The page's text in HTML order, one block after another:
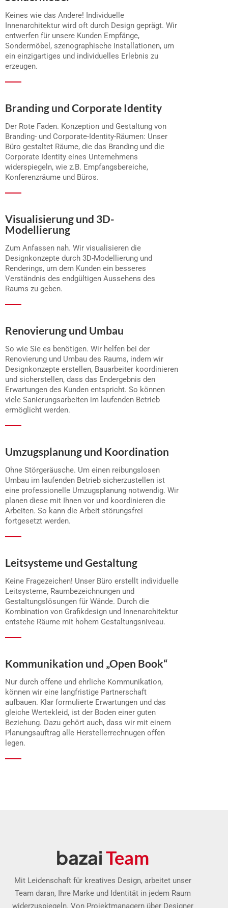
Keines wie das Andere! Individuelle
Innenarchitektur wird oft durch Design geprägt. Wir
entwerfen für unsere Kunden Empfänge,
Sondermöbel, szenographische Installationen, um
ein einzigartiges und individuelles Erlebnis zu
erzeugen.
Branding und Corporate Identity
Der Rote Faden. Konzeption und Gestaltung von
Branding- und Corporate-Identity-Räumen: Unser
Büro gestaltet Räume, die das Branding und die
Corporate Identity eines Unternehmens
widerspiegeln, wie z.B. Empfangsbereiche,
Konferenzräume und Büros.
Visualisierung und 3D-
Modellierung
Zum Anfassen nah. Wir visualisieren die
Designkonzepte durch 3D-Modellierung und
Renderings, um dem Kunden ein besseres
Verständnis des endgültigen Aussehens des
Raums zu geben.
Renovierung und Umbau
So wie Sie es benötigen. Wir helfen bei der
Renovierung und Umbau des Raums, indem wir
Designkonzepte erstellen, Bauarbeiter koordinieren
und sicherstellen, dass das Endergebnis den
Erwartungen des Kunden entspricht. So können
viele Sanierungsarbeiten im laufenden Betrieb
ermöglicht werden.
Umzugsplanung und Koordination
Ohne Störgeräusche. Um einen reibungslosen
Umbau im laufenden Betrieb sicherzustellen ist
eine professionelle Umzugsplanung notwendig. Wir
planen diese mit Ihnen vor und koordinieren die
Arbeiten. So kann die Arbeit störungsfrei
fortgesetzt werden.
Leitsysteme und Gestaltung
Keine Fragezeichen! Unser Büro erstellt individuelle
Leitsysteme, Raumbezeichnungen und
Gestaltungslösungen für Wände. Durch die
Kombination von Grafikdesign und Innenarchitektur
entstehe Räume mit hohem Gestaltungsniveau.
Kommunikation und „Open Book“
Nur durch offene und ehrliche Kommunikation,
können wir eine langfristige Partnerschaft
aufbauen. Klar formulierte Erwartungen und das
gleiche Wertekleid, ist der Boden einer guten
Beziehung. Dazu gehört auch, dass wir mit einem
Planungsauftrag alle Herstellerrechnugen offen
legen.
bazaiTeam
Mit Leidenschaft für kreatives Design, arbeitet unser
Team daran, Ihre Marke und Identität in jedem Raum
widerzuspiegeln. Von Projektmanagern über Designer